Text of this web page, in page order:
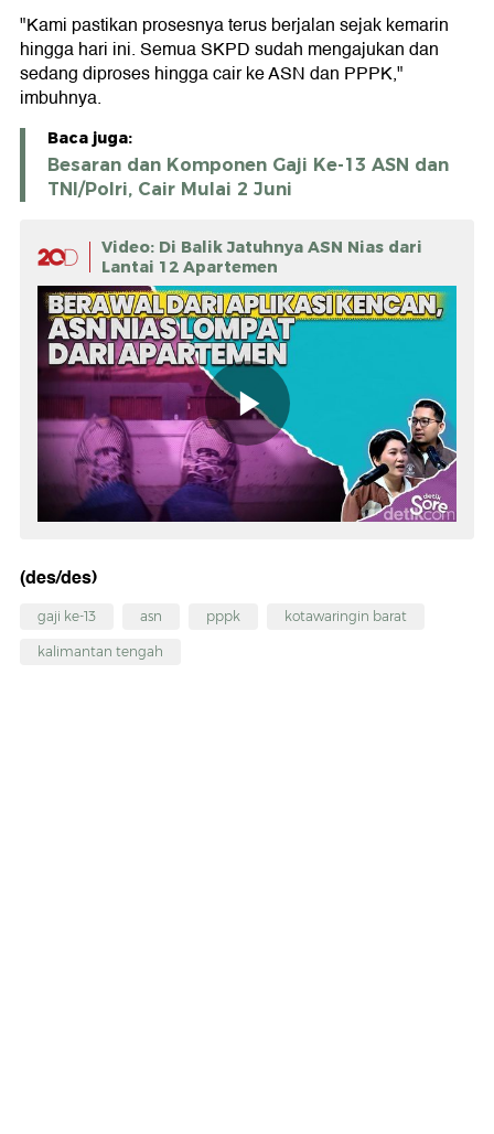
"Kami pastikan prosesnya terus berjalan sejak kemarin
hingga hari ini. Semua SKPD sudah mengajukan dan
sedang diproses hingga cair ke ASN dan PPPK,"
imbuhnya.
Baca juga:
Besaran dan Komponen Gaji Ke-13 ASN dan
TNI/Polri, Cair Mulai 2 Juni
Video: Di Balik Jatuhnya ASN Nias dari
Lantai 12 Apartemen
(des/des)
gaji ke-13 asn pppk kotawaringin barat
kalimantan tengah